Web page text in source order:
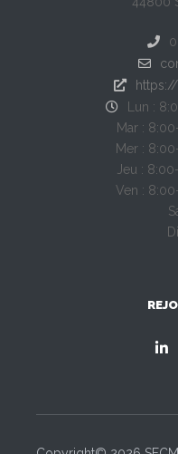
Lun :
Mar :
Mer :
Jeu :
Ven :